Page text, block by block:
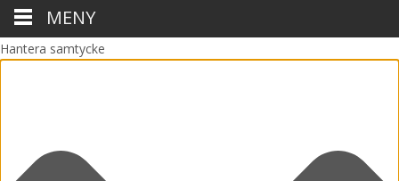
Hantera samtycke
MENY